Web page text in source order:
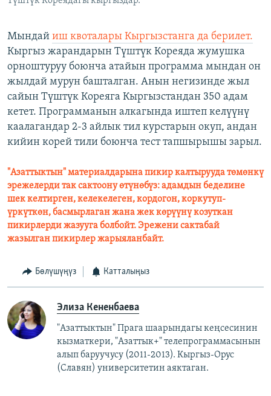
Мындай иш квоталары Кыргызстанга да берилет.
Кыргыз жарандарын Түштүк Кореяда жумушка
орноштуруу боюнча атайын программа мындан он
жылдай мурун башталган. Анын негизинде жыл
сайын Түштүк Кореяга Кыргызстандан 350 адам
кетет. Программанын алкагында иштеп келүүнү
каалагандар 2-3 айлык тил курстарын окуп, андан
кийин корей тили боюнча тест тапшырышы зарыл.
"Азаттыктын" материалдарына пикир калтырууда төмөнкү
эрежелерди так сактоону өтүнөбүз: адамдын беделине
шек келтирген, келекелеген, кордогон, коркутуп-
үркүткөн, басмырлаган жана жек көрүүнү козуткан
пикирлерди жазууга болбойт. Эрежени сактабай
жазылган пикирлер жарыяланбайт.
Бөлүшүңүз Катталыңыз
Элиза Кененбаева
"Азаттыктын" Прага шаарындагы кеңсесинин
кызматкери, "Азаттык+" телепрограммасынын
алып баруучусу (2011-2013). Кыргыз-Орус
(Славян) университетин аяктаган.